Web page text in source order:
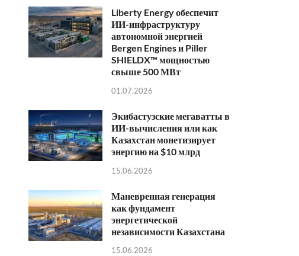
Liberty Energy обеспечит
ИИ-инфраструктуру
автономной энергией
Bergen Engines и Piller
SHIELDX™ мощностью
свыше 500 МВт
01.07.2026
Экибастузские мегаватты в
ИИ-вычисления или как
Казахстан монетизирует
энергию на $10 млрд
15.06.2026
Маневренная генерация
как фундамент
энергетической
независимости Казахстана
15.06.2026